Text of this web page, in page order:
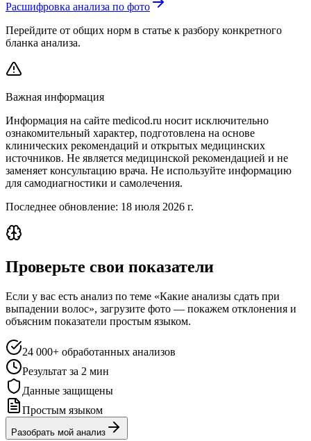
Расшифровка анализа по фото
Перейдите от общих норм в статье к разбору конкретного
бланка анализа.
Важная информация
Информация на сайте medicod.ru носит исключительно
ознакомительный характер, подготовлена на основе
клинических рекомендаций и открытых медицинских
источников. Не является медицинской рекомендацией и не
заменяет консультацию врача. Не используйте информацию
для самодиагностики и самолечения.
Последнее обновление: 18 июля 2026 г.
Проверьте свои показатели
Если у вас есть анализ по теме «Какие анализы сдать при
выпадении волос», загрузите фото — покажем отклонения и
объясним показатели простым языком.
24 000+ обработанных анализов
Результат за 2 мин
Данные защищены
Простым языком
Разобрать мой анализ